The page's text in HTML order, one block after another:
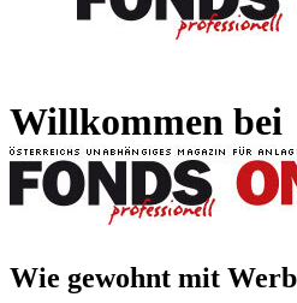
Willkommen bei
Wie gewohnt mit